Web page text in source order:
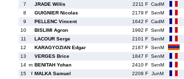
7
JRADE Willis 2211 F CadM
8
GUIGNIER Nicolas 2179 F SenM
9
PELLENC Vincent 1642 F CadM
10
BISLIMI Agron 1992 F SenM
11
LACOUR Serge 2101 F SenM
12
KARAGYOZIAN Edgar 2187 F SenM
13
VERGES Brice 1847 F SenM
14 m BENITAH Yohan 2410 F SenM
15
f MALKA Samuel 2208 F JunM